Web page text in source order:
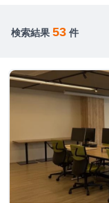
検索結果 53 件